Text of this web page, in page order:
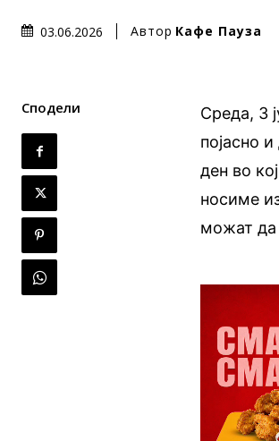
03.06.2026 Автор Кафе Пауза
Сподели
Среда, 3
појасно
ден во
носиме
можат да